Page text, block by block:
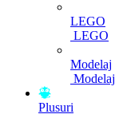
LEGO
LEGO
Modelaj
Modelaj
Plusuri